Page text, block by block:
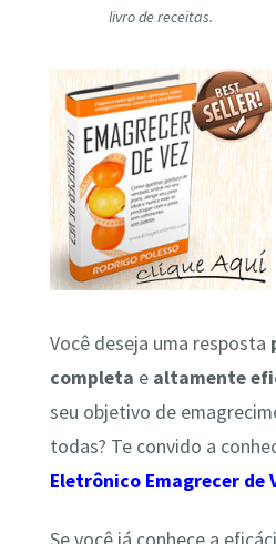
livro de receitas.
Você deseja uma resposta
completa e altamente
seu objetivo de
todas? Te convido a
Eletrônico Emagrecer de